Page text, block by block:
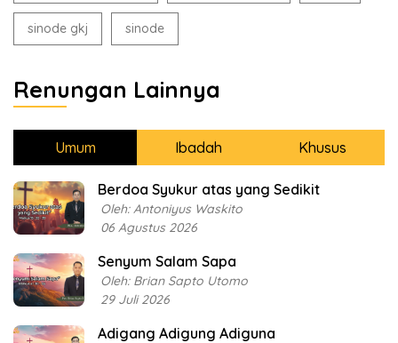
sinode gkj sinode
Renungan Lainnya
Umum Ibadah Khusus
Berdoa Syukur atas yang Sedikit
Oleh: Antoniyus Waskito
06 Agustus 2026
Senyum Salam Sapa
Oleh: Brian Sapto Utomo
29 Juli 2026
Adigang Adigung Adiguna